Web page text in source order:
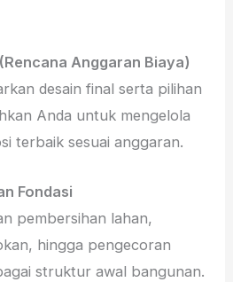
Anggaran Biaya)
desain final serta pilihan
Anda untuk mengelola
terbaik sesuai anggaran.
Fondasi
pembersihan lahan,
hingga pengecoran
struktur awal bangunan.